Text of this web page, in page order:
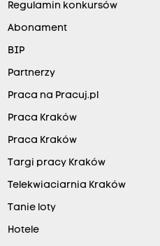
Regulamin konkursów
Abonament
BIP
Partnerzy
Praca na Pracuj.pl
Praca Kraków
Praca Kraków
Targi pracy Kraków
Telekwiaciarnia Kraków
Tanie loty
Hotele